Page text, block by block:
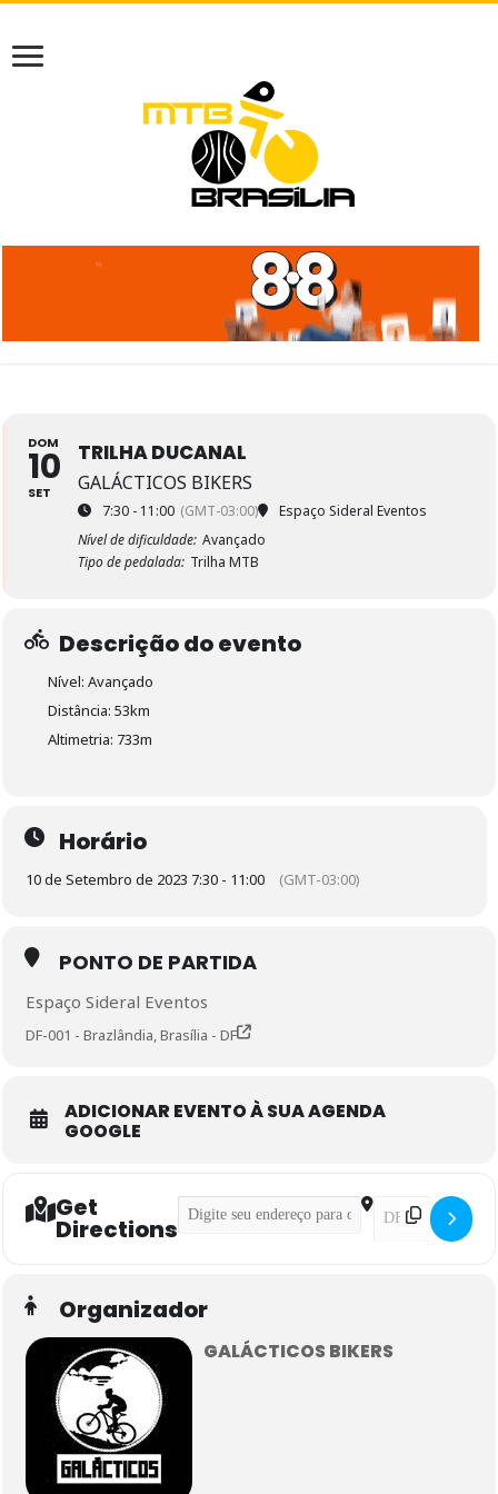
DOM
10
SET
TRILHA DUCANAL
GALÁCTICOS BIKERS
7:30 - 11:00 (GMT-03:00)
Espaço Sideral Eventos
Nível de dificuldade: Avançado
Tipo de pedalada: Trilha MTB
Descrição do evento
Nível: Avançado
Distância: 53km
Altimetria: 733m
Horário
10 de Setembro de 2023 7:30 - 11:00 (GMT-03:00)
PONTO DE PARTIDA
Espaço Sideral Eventos
DF-001 - Brazlândia, Brasília - DF
ADICIONAR EVENTO À SUA AGENDA
GOOGLE
Get
Directions
Address - Trilha Ducanal [] Destination
Organizador
GALÁCTICOS BIKERS